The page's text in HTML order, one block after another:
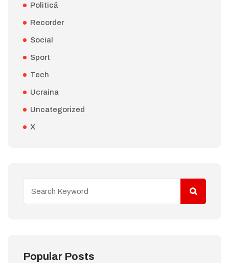
Politică
Recorder
Social
Sport
Tech
Ucraina
Uncategorized
X
Popular Posts